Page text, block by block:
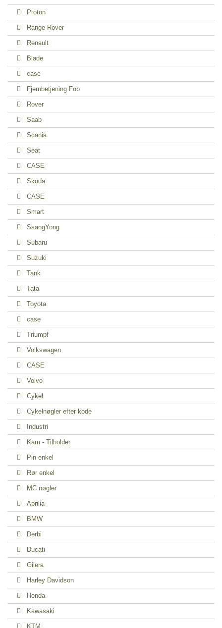
Proton
Range Rover
Renault
Blade
case
Fjernbetjening Fob
Rover
Saab
Scania
Seat
CASE
Skoda
CASE
Smart
SsangYong
Subaru
Suzuki
Tank
Tata
Toyota
case
Triumpf
Volkswagen
CASE
Volvo
Cykel
Cykelnøgler efter kode
Industri
Kam - Tilholder
Pin enkel
Rør enkel
MC nøgler
Aprilia
BMW
Derbi
Ducati
Gilera
Harley Davidson
Honda
Kawasaki
KTM